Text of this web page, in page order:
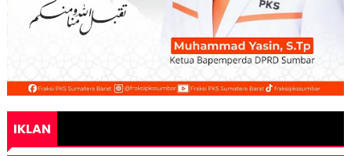
IKLAN